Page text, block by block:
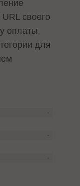
своего
оплаты,
для